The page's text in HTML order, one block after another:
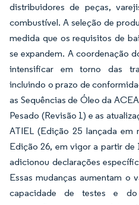
distribuidores de peças,
combustível. A seleção de
medida que os requisitos de
se expandem. A coordenação
intensificar em torno das
incluindo o prazo de
as Sequências de Óleo da
Pesado (Revisão 1) e as
ATIEL (Edição 25 lançada em
Edição 26, em vigor a partir de
adicionou declarações
Essas mudanças aumentam o
capacidade de testes e